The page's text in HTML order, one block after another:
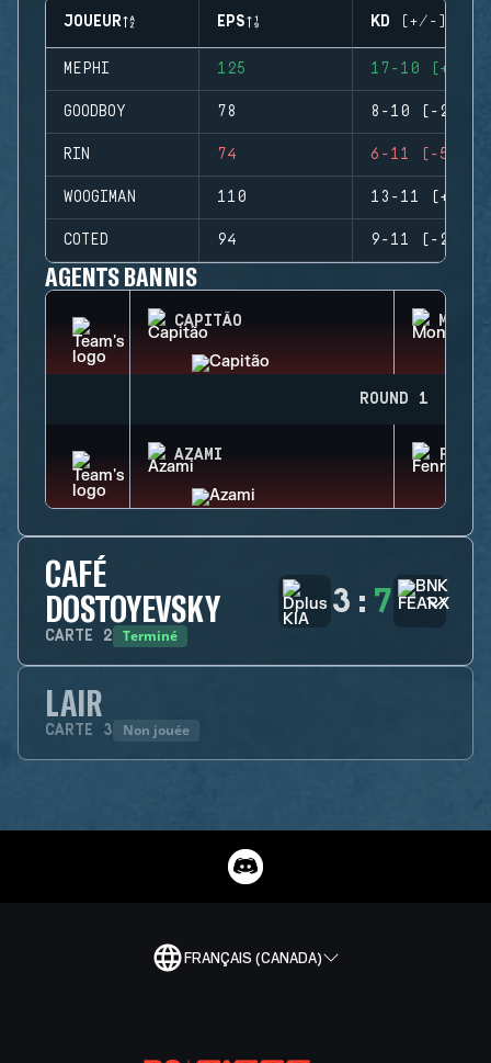
JOUEUR EPS KD (+/-)
MEPHI 125 17-10 (+7)
GOODBOY 78 8-10 (-2)
RIN 74 6-11 (-5)
WOOGIMAN 110 13-11 (+2)
COTED 94 9-11 (-2)
AGENTS BANNIS
CAPITÃO
ROUND 1
AZAMI
CAFÉ
DOSTOYEVSKY
CARTE 2 Terminé
3 : 7
LAIR
CARTE 3 Non jouée
FRANÇAIS (CANADA)